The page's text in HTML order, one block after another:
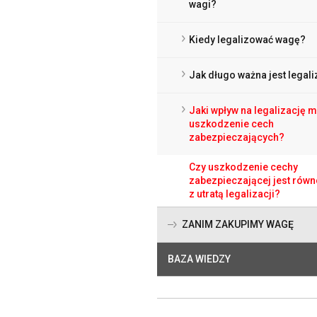
wagi?
Kiedy legalizować wagę?
Jak długo ważna jest
Jaki wpływ na legalizację
uszkodzenie cech
zabezpieczających?
Czy uszkodzenie cechy
zabezpieczającej jest
z utratą legalizacji?
ZANIM ZAKUPIMY WAGĘ
BAZA WIEDZY